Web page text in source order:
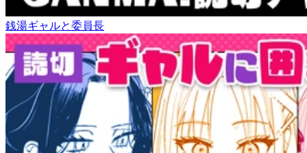
銭湯ギャルと委員長